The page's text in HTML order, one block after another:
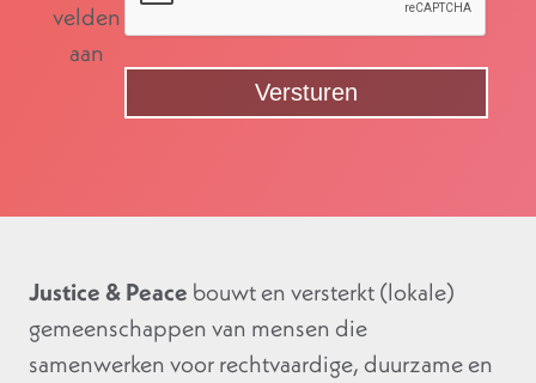
velden
aan
Justice & Peace bouwt en versterkt (lokale)
gemeenschappen van mensen die
samenwerken voor rechtvaardige, duurzame en